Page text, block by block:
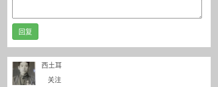
回复
西土耳
关注